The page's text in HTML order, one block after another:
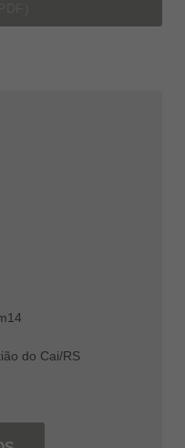
do Cai/RS